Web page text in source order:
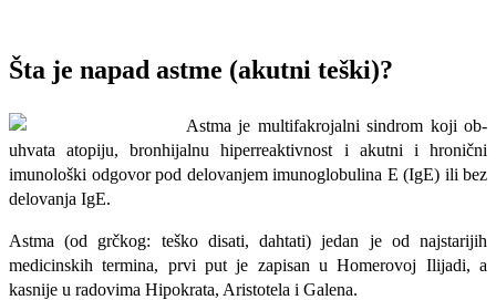
Šta je napad astme (akutni teški)?
Astma je multifakrojalni sindrom koji ob­
uhvata atopiju, bronhijalnu hiperreaktivnost i akutni i hronični
imunološki odgovor pod delovanjem imunoglobulina E (IgE) ili bez
delovanja IgE.
Astma (od grčkog: teško di­sati, dahtati) jedan je od najstarijih
medicin­skih termina, prvi put je zapisan u Homero­voj Ilijadi, a
kasnije u radovima Hipokrata, Aristotela i Galena.